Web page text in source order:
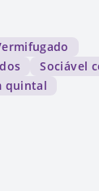
Sociável
quintal